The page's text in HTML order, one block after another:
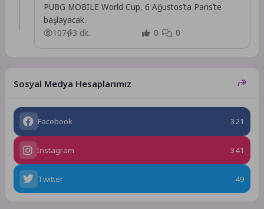
PUBG MOBILE World Cup, 6 Ağustos’ta Paris’te
başlayacak.
107
3 dk. 0 0
Sosyal Medya Hesaplarımız
Facebook 321
Instagram 341
Twitter 49